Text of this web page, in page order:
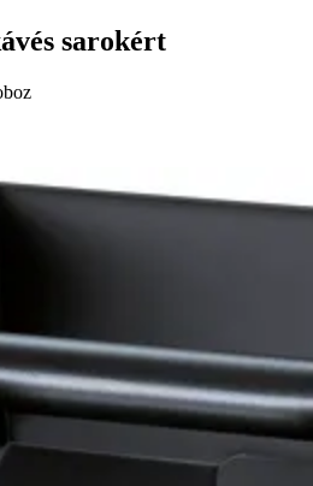
sarokért